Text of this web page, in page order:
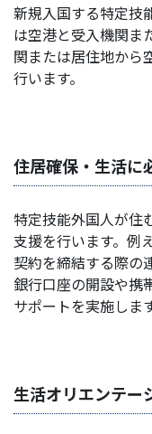
新規入国する特定技
は空港と受入機関ま
関または居住地から
行います。
住居確保・生活に
特定技能外国人が住
支援を行います。例
契約を締結する際の
銀行口座の開設や携
サポートを実施します
生活オリエンテー